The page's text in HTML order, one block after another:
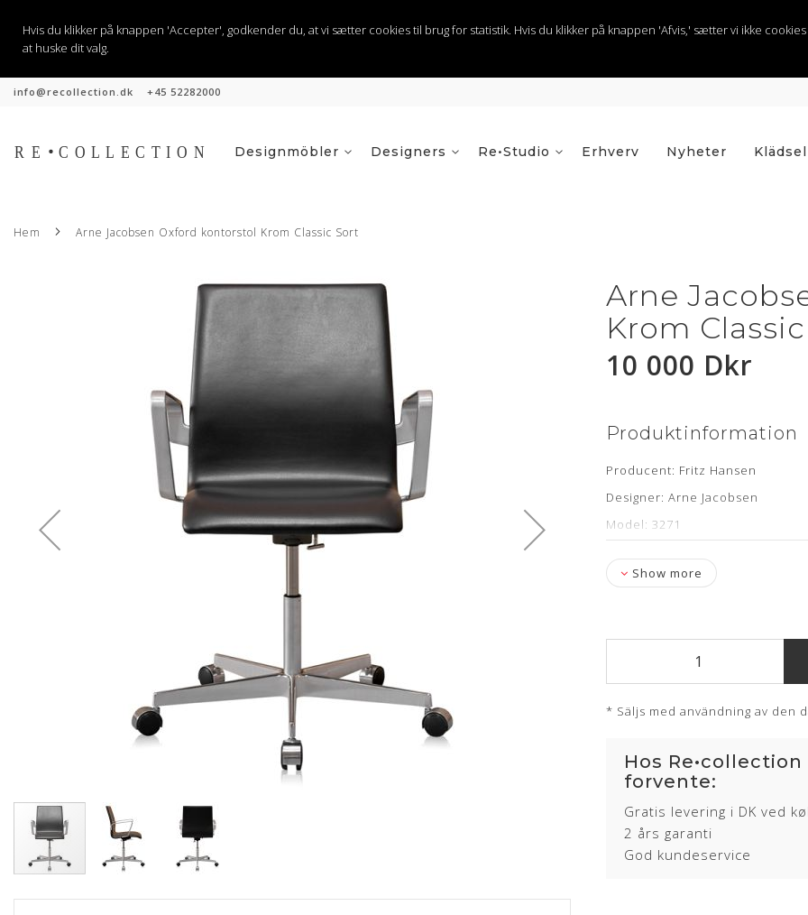
Hvis du klikker på knappen 'Accepter', godkender du, at vi sætter cookies til brug for statistik. Hvis du klikker på knappen 'Afvis,' sætter vi ikke
at huske dit valg.
info@recollection.dk +45 52282000
Hoppa
Designmöbler Designers Re•Studio Nyheter Klädsel
Erhverv
Hem Arne Jacobsen Oxford kontorstol Krom Classic Sort
till
Arne
Krom
10 000 Dkr
Produktinformation
Producent: Fritz Hansen
Designer: Arne Jacobsen
Model: 3271
Læder: Classic sort semi anilin
Stand: Minimal brugsspor-
slidstyrke og lysægthed end
Huden kendetegnes ved det
Lædertypen har en god
Show more
* Säljs med användning av den
Hos
forvente:
Gratis levering i DK ved
2 års garanti
God kundeservice